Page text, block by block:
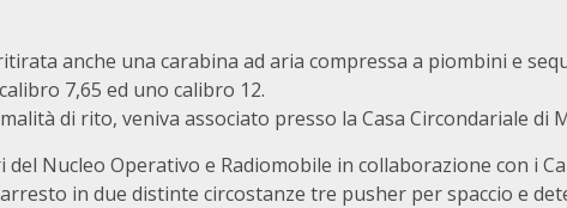
anche una carabina ad aria compressa a piombini e
7,65 ed uno calibro 12.
di rito, veniva associato presso la Casa Circondariale di
Nucleo Operativo e Radiomobile in collaborazione con i
in due distinte circostanze tre pusher per spaccio e